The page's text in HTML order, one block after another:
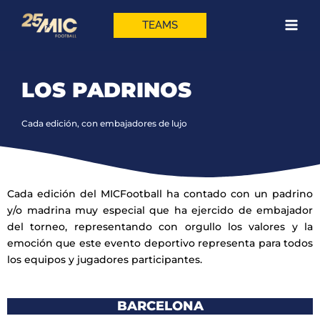
TEAMS
LOS PADRINOS
Cada edición, con embajadores de lujo
Cada edición del MICFootball ha contado con un padrino
y/o madrina muy especial que ha ejercido de embajador
del torneo, representando con orgullo los valores y la
emoción que este evento deportivo representa para todos
los equipos y jugadores participantes.
BARCELONA